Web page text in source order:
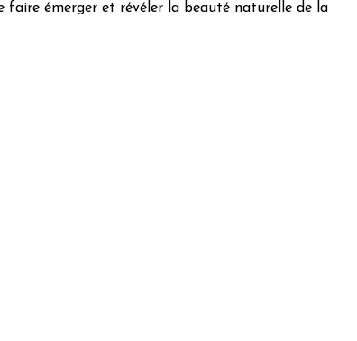
faire émerger et révéler la beauté naturelle de la